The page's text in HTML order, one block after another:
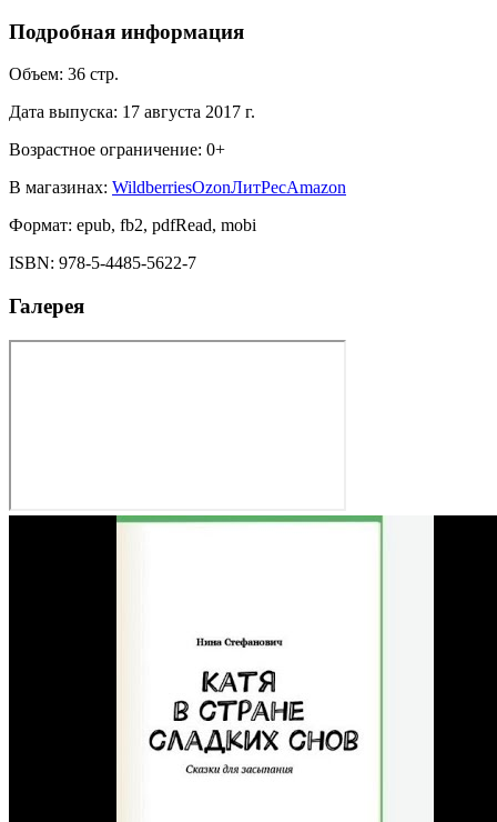
Подробная информация
Объем: 36 стр.
Дата выпуска: 17 августа 2017 г.
Возрастное ограничение: 0+
В магазинах: WildberriesOzonЛитРесAmazon
Формат: epub, fb2, pdfRead, mobi
ISBN: 978-5-4485-5622-7
Галерея